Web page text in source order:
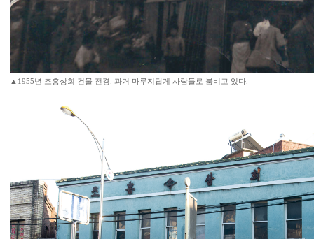
▲1955년 조흥상회 건물 전경. 과거 마루지답게 사람들로 붐비고 있다.